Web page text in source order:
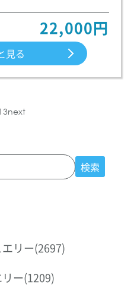
22,000円
見る
13next
検索
リー(2697)
ー(1209)